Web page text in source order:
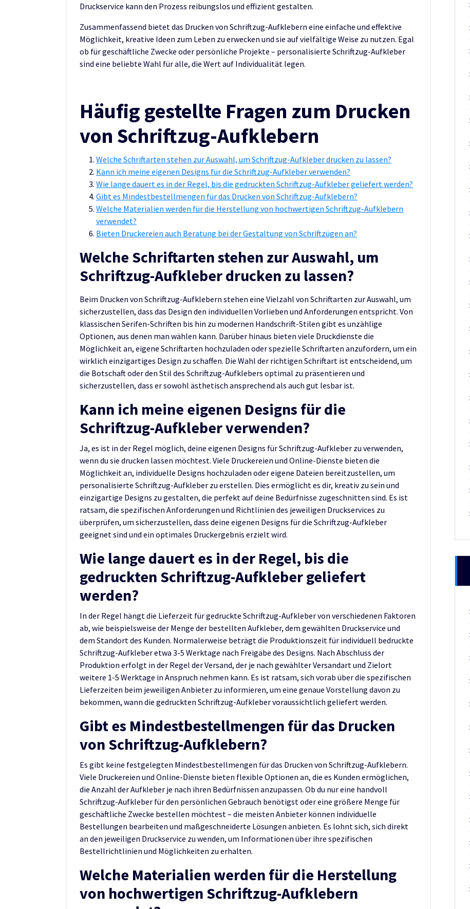
Druckservice kann den Prozess reibungslos und effizient gestalten.
Zusammenfassend bietet das Drucken von Schriftzug-Aufklebern eine einfache und effektive
Möglichkeit, kreative Ideen zum Leben zu erwecken und sie auf vielfältige Weise zu nutzen. Egal
ob für geschäftliche Zwecke oder persönliche Projekte – personalisierte Schriftzug-Aufkleber
sind eine beliebte Wahl für alle, die Wert auf Individualität legen.
Häufig gestellte Fragen zum Drucken
von Schriftzug-Aufklebern
Welche Schriftarten stehen zur Auswahl, um Schriftzug-Aufkleber drucken zu lassen?
Kann ich meine eigenen Designs für die Schriftzug-Aufkleber verwenden?
Wie lange dauert es in der Regel, bis die gedruckten Schriftzug-Aufkleber geliefert werden?
Gibt es Mindestbestellmengen für das Drucken von Schriftzug-Aufklebern?
Welche Materialien werden für die Herstellung von hochwertigen Schriftzug-Aufklebern
verwendet?
Bieten Druckereien auch Beratung bei der Gestaltung von Schriftzügen an?
Welche Schriftarten stehen zur Auswahl, um
Schriftzug-Aufkleber drucken zu lassen?
Beim Drucken von Schriftzug-Aufklebern stehen eine Vielzahl von Schriftarten zur Auswahl, um
sicherzustellen, dass das Design den individuellen Vorlieben und Anforderungen entspricht. Von
klassischen Serifen-Schriften bis hin zu modernen Handschrift-Stilen gibt es unzählige
Optionen, aus denen man wählen kann. Darüber hinaus bieten viele Druckdienste die
Möglichkeit an, eigene Schriftarten hochzuladen oder spezielle Schriftarten anzufordern, um ein
wirklich einzigartiges Design zu schaffen. Die Wahl der richtigen Schriftart ist entscheidend, um
die Botschaft oder den Stil des Schriftzug-Aufklebers optimal zu präsentieren und
sicherzustellen, dass er sowohl ästhetisch ansprechend als auch gut lesbar ist.
Kann ich meine eigenen Designs für die
Schriftzug-Aufkleber verwenden?
Ja, es ist in der Regel möglich, deine eigenen Designs für Schriftzug-Aufkleber zu verwenden,
wenn du sie drucken lassen möchtest. Viele Druckereien und Online-Dienste bieten die
Möglichkeit an, individuelle Designs hochzuladen oder eigene Dateien bereitzustellen, um
personalisierte Schriftzug-Aufkleber zu erstellen. Dies ermöglicht es dir, kreativ zu sein und
einzigartige Designs zu gestalten, die perfekt auf deine Bedürfnisse zugeschnitten sind. Es ist
ratsam, die spezifischen Anforderungen und Richtlinien des jeweiligen Druckservices zu
überprüfen, um sicherzustellen, dass deine eigenen Designs für die Schriftzug-Aufkleber
geeignet sind und ein optimales Druckergebnis erzielt wird.
Wie lange dauert es in der Regel, bis die
gedruckten Schriftzug-Aufkleber geliefert
werden?
In der Regel hängt die Lieferzeit für gedruckte Schriftzug-Aufkleber von verschiedenen Faktoren
ab, wie beispielsweise der Menge der bestellten Aufkleber, dem gewählten Druckservice und
dem Standort des Kunden. Normalerweise beträgt die Produktionszeit für individuell bedruckte
Schriftzug-Aufkleber etwa 3-5 Werktage nach Freigabe des Designs. Nach Abschluss der
Produktion erfolgt in der Regel der Versand, der je nach gewählter Versandart und Zielort
weitere 1-5 Werktage in Anspruch nehmen kann. Es ist ratsam, sich vorab über die spezifischen
Lieferzeiten beim jeweiligen Anbieter zu informieren, um eine genaue Vorstellung davon zu
bekommen, wann die gedruckten Schriftzug-Aufkleber voraussichtlich geliefert werden.
Gibt es Mindestbestellmengen für das Drucken
von Schriftzug-Aufklebern?
Es gibt keine festgelegten Mindestbestellmengen für das Drucken von Schriftzug-Aufklebern.
Viele Druckereien und Online-Dienste bieten flexible Optionen an, die es Kunden ermöglichen,
die Anzahl der Aufkleber je nach ihren Bedürfnissen anzupassen. Ob du nur eine handvoll
Schriftzug-Aufkleber für den persönlichen Gebrauch benötigst oder eine größere Menge für
geschäftliche Zwecke bestellen möchtest – die meisten Anbieter können individuelle
Bestellungen bearbeiten und maßgeschneiderte Lösungen anbieten. Es lohnt sich, sich direkt
an den jeweiligen Druckservice zu wenden, um Informationen über ihre spezifischen
Bestellrichtlinien und Möglichkeiten zu erhalten.
Welche Materialien werden für die Herstellung
von hochwertigen Schriftzug-Aufklebern